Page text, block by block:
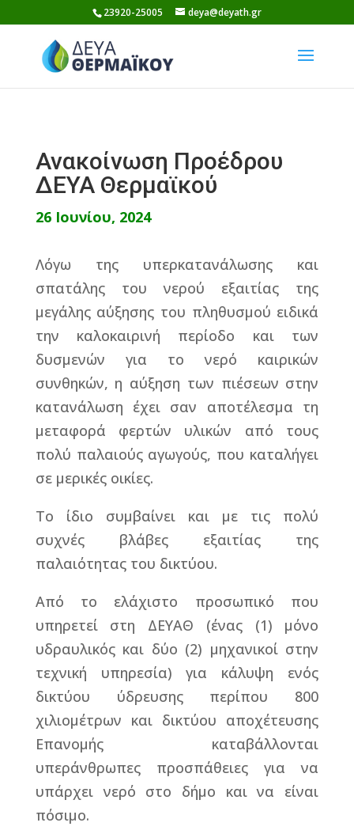
to
content
23920-25005 deya@deyath.gr
Ανακοίνωση Προέδρου
ΔΕΥΑ Θερμαϊκού
26 Ιουνίου, 2024
Λόγω της υπερκατανάλωσης και
σπατάλης του νερού εξαιτίας της
μεγάλης αύξησης του πληθυσμού ειδικά
την καλοκαιρινή περίοδο και των
δυσμενών για το νερό καιρικών
συνθηκών, η αύξηση των πιέσεων στην
κατανάλωση έχει σαν αποτέλεσμα τη
μεταφορά φερτών υλικών από τους
πολύ παλαιούς αγωγούς, που καταλήγει
σε μερικές οικίες.
Το ίδιο συμβαίνει και με τις πολύ
συχνές βλάβες εξαιτίας της
παλαιότητας του δικτύου.
Από το ελάχιστο προσωπικό που
υπηρετεί στη ΔΕΥΑΘ (ένας (1) μόνο
υδραυλικός και δύο (2) μηχανικοί στην
τεχνική υπηρεσία) για κάλυψη ενός
δικτύου ύδρευσης περίπου 800
χιλιομέτρων και δικτύου αποχέτευσης
Επανομής καταβάλλονται
υπεράνθρωπες προσπάθειες για να
υπάρχει νερό στο δήμο και να είναι
πόσιμο.